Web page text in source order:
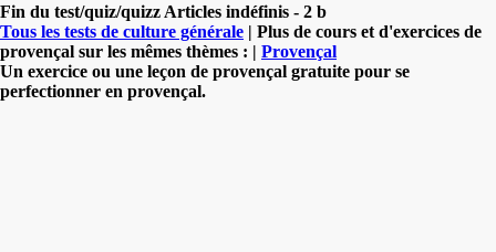
Fin du test/quiz/quizz Articles indéfinis - 2 b
Tous les tests de culture générale | Plus de cours et d'exercices de
provençal sur les mêmes thèmes : | Provençal
Un exercice ou une leçon de provençal gratuite pour se
perfectionner en provençal.